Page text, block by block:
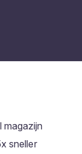
magazijn
sneller